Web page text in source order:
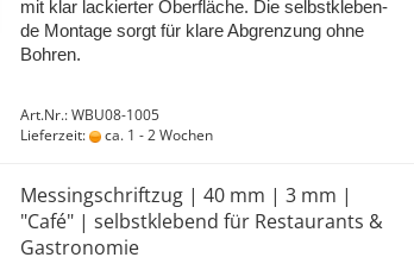
mit klar la­ckier­ter Ober­flä­che. Die selbst­kle­ben­
de Mon­ta­ge sorgt für klare Ab­gren­zung ohne
Boh­ren.
Art.Nr.: WBU08-1005
Lieferzeit:
ca. 1 - 2 Wochen
Mes­sing­schrift­zug | 40 mm | 3 mm |
"Café" | selbst­kle­bend für Re­stau­rants &
Gas­tro­no­mie